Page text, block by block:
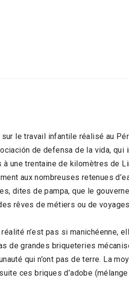
le travail infantile réalisé au
de defensa de la vida,
une trentaine de kilomètres de
aux nombreuses retenues
dites de pampa, que le
rêves de métiers ou de
n’est pas si manichéenne,
de grandes briqueteries
qui n’ont pas de terre. La
ces briques d’adobe